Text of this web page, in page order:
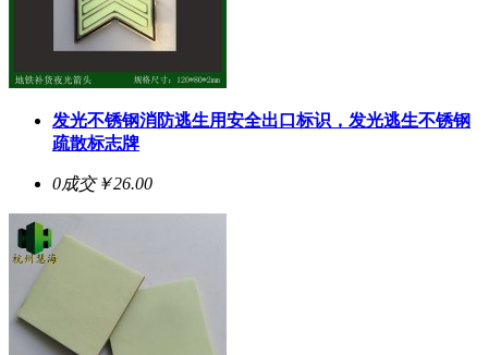
发光不锈钢消防逃生用安全出口标识，发光逃生不锈钢
疏散标志牌
0成交￥26.00